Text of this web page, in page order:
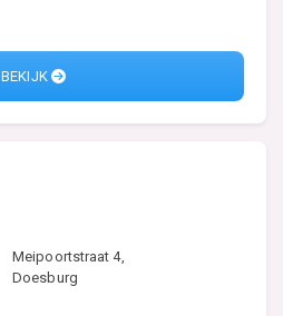
BEKIJK
Meipoortstraat 4,
Doesburg